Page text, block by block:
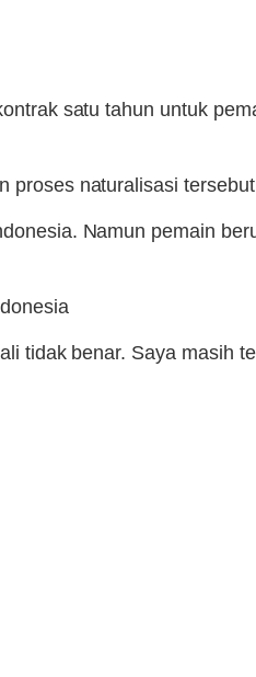
satu tahun untuk
proses naturalisasi
Namun pemain
tidak benar. Saya masih